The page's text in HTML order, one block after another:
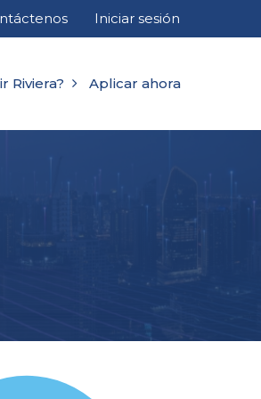
Iniciar sesión
Riviera? Aplicar ahora